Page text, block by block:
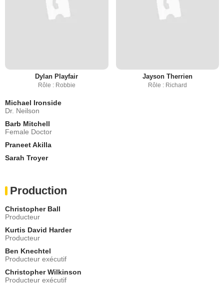
Dylan Playfair
Rôle : Robbie
Jayson Therrien
Rôle : Richard
Michael Ironside
Dr. Neilson
Barb Mitchell
Female Doctor
Praneet Akilla
Sarah Troyer
Production
Christopher Ball
Producteur
Kurtis David Harder
Producteur
Ben Knechtel
Producteur exécutif
Christopher Wilkinson
Producteur exécutif